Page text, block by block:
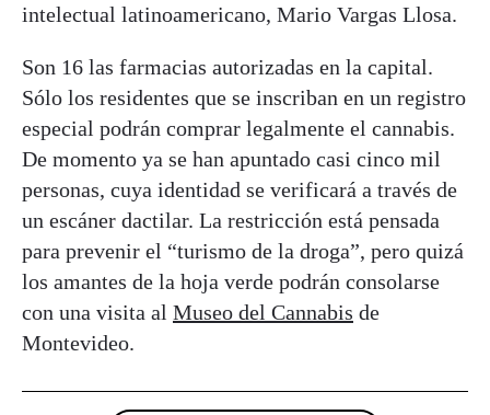
intelectual latinoamericano, Mario Vargas Llosa.
Son 16 las farmacias autorizadas en la capital.
Sólo los residentes que se inscriban en un registro
especial podrán comprar legalmente el cannabis.
De momento ya se han apuntado casi cinco mil
personas, cuya identidad se verificará a través de
un escáner dactilar. La restricción está pensada
para prevenir el “turismo de la droga”, pero quizá
los amantes de la hoja verde podrán consolarse
con una visita al Museo del Cannabis de
Montevideo.